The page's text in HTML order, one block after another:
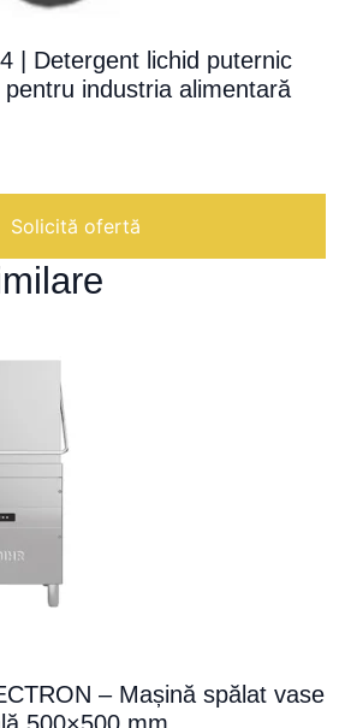
| Detergent lichid puternic
industria alimentară
Solicită ofertă
– Mașină spălat vase